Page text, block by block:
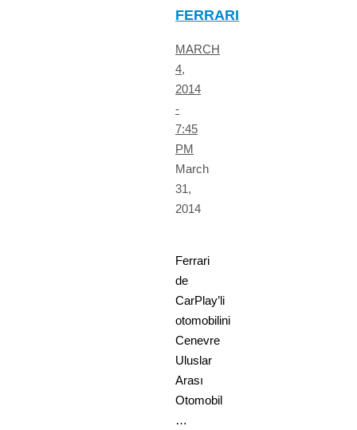
FERRARI
MARCH
4,
2014
-
7:45
PM
March
31,
2014
Ferrari
de
CarPlay’li
otomobilini
Cenevre
Uluslar
Arası
Otomobil
…